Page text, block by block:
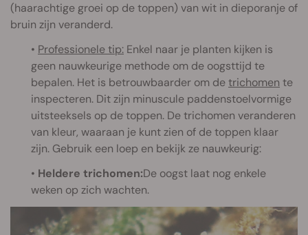
(haarachtige groei op de toppen) van wit in dieporanje of
bruin zijn veranderd.
• Professionele tip: Enkel naar je planten kijken is
geen nauwkeurige methode om de oogsttijd te
bepalen. Het is betrouwbaarder om detrichomen te
inspecteren. Dit zijn minuscule paddenstoelvormige
uitsteeksels op de toppen. De trichomen veranderen
van kleur, waaraan je kunt zien of de toppen klaar
zijn. Gebruik een loep en bekijk ze nauwkeurig:
• Heldere trichomen:De oogst laat nog enkele
weken op zich wachten.